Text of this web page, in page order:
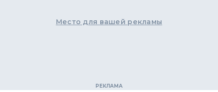
Место для вашей рекламы